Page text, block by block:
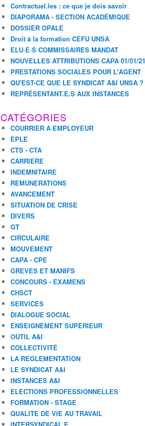
Contractuel.les : ce que je dois savoir
DIAPORAMA - SECTION ACADÉMIQUE
DOSSIER OPALE
Droit à la formation CEFU UNSA
ELU·E·S COMMISSAIRES MANDAT
NOUVELLES ATTRIBUTIONS CAPA 01/01/21
PRESTATIONS SOCIALES POUR L'AGENT
QU'EST-CE QUE LE SYNDICAT A&I UNSA ?
REPRÉSENTANT.E.S AUX INSTANCES
CATÉGORIES
COURRIER A EMPLOYEUR
EPLE
CTS - CTA
CARRIERE
INDEMNITAIRE
REMUNERATIONS
AVANCEMENT
SITUATION DE CRISE
DIVERS
GT
CIRCULAIRE
MOUVEMENT
CAPA - CPE
GREVES ET MANIFS
CONCOURS - EXAMENS
CHSCT
SERVICES
DIALOGUE SOCIAL
ENSEIGNEMENT SUPERIEUR
OUTIL A&I
COLLECTIVITÉ
LA REGLEMENTATION
LE SYNDICAT A&I
INSTANCES A&I
ELECTIONS PROFESSIONNELLES
FORMATION - STAGE
QUALITE DE VIE AU TRAVAIL